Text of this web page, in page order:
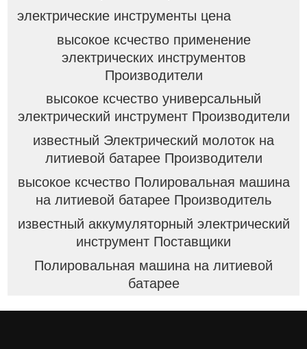
электрические инструменты цена
высокое ксчество применение
электрических инструментов
Производители
высокое ксчество универсальный
электрический инструмент Производители
известный Электрический молоток на
литиевой батарее Производители
высокое ксчество Полировальная машина
на литиевой батарее Производитель
известный аккумуляторный электрический
инструмент Поставщики
Полировальная машина на литиевой
батарее